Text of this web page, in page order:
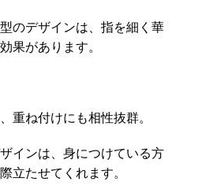
のデザインは、指を細く華
果があります。
重ね付けにも相性抜群。
インは、身につけている方
立たせてくれます。